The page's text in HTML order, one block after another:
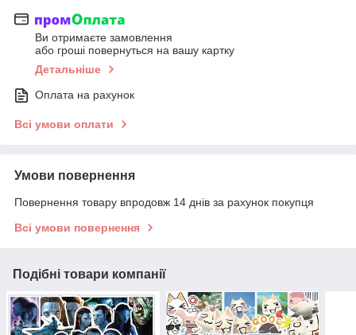
Ви отримаєте замовлення
або гроші повернуться на вашу картку
Детальніше
Оплата на рахунок
Всі умови оплати
Умови повернення
Повернення товару впродовж 14 днів за рахунок покупця
Всі умови повернення
Подібні товари компанії